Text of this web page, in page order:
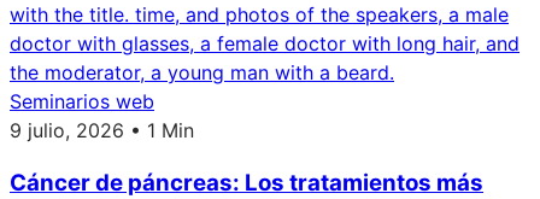
Seminarios web
9 julio, 2026 • 1 Min
Cáncer de páncreas: Los tratamientos más